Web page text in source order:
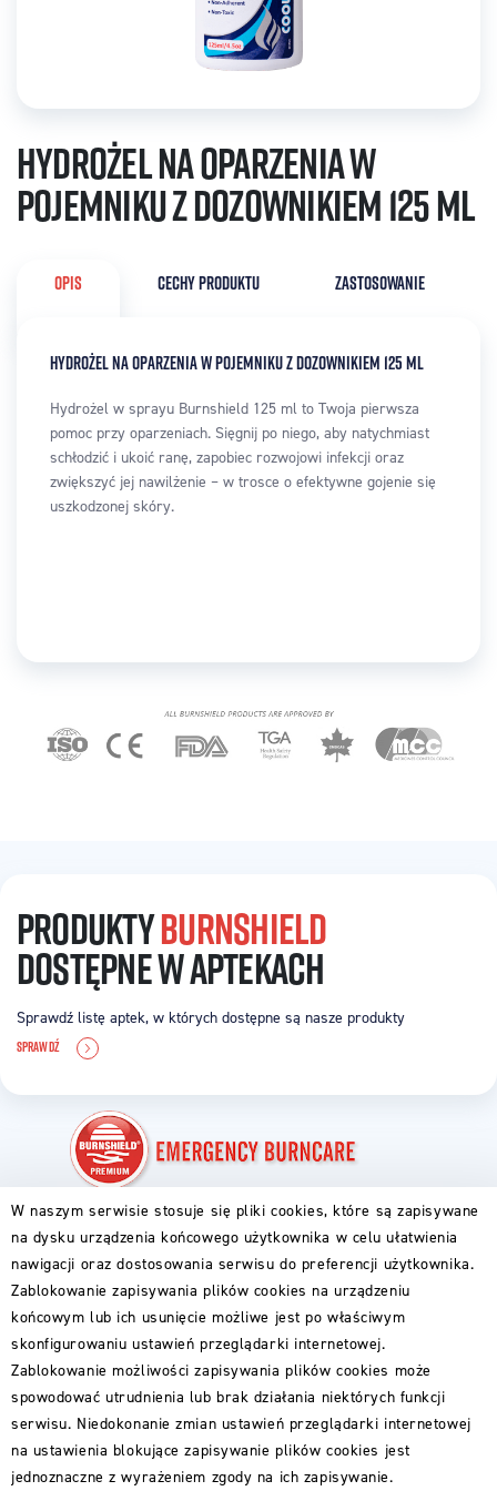
Hydrożel na oparzenia w
pojemniku z dozownikiem 125 ml
OPIS CECHY PRODUKTU ZASTOSOWANIE
HYDROŻEL NA OPARZENIA W POJEMNIKU Z DOZOWNIKIEM 125 ML
Hydrożel w sprayu Burnshield 125 ml to Twoja pierwsza
pomoc przy oparzeniach. Sięgnij po niego, aby natychmiast
schłodzić i ukoić ranę, zapobiec rozwojowi infekcji oraz
zwiększyć jej nawilżenie – w trosce o efektywne gojenie się
uszkodzonej skóry.
PRODUKTYBURNSHIELD
DOSTĘPNE W APTEKACH
Sprawdź listę aptek, w których dostępne są nasze produkty
SPRAWDŹ
PIERWSZA POMOC
ABC OPARZENIA
DLA RODZICÓW
DLA GOTUJĄCYCH
DLA PODRÓŻNIKÓW
PRODUKTY BURNSHIELD
GDZIE KUPIĆ
DLA PARTNERÓW
O FIRMIE
KONTAKT
W naszym serwisie stosuje się pliki cookies, które są zapisywane
na dysku urządzenia końcowego użytkownika w celu ułatwienia
nawigacji oraz dostosowania serwisu do preferencji użytkownika.
Zablokowanie zapisywania plików cookies na urządzeniu
końcowym lub ich usunięcie możliwe jest po właściwym
skonfigurowaniu ustawień przeglądarki internetowej.
Zablokowanie możliwości zapisywania plików cookies może
spowodować utrudnienia lub brak działania niektórych funkcji
serwisu. Niedokonanie zmian ustawień przeglądarki internetowej
na ustawienia blokujące zapisywanie plików cookies jest
jednoznaczne z wyrażeniem zgody na ich zapisywanie.